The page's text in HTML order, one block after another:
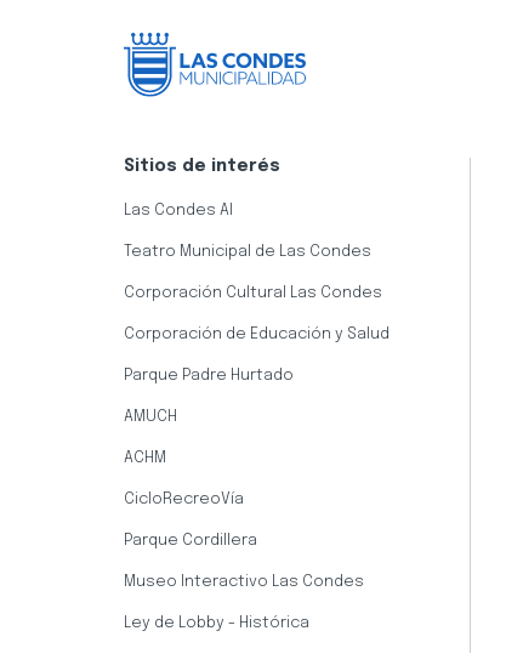
Sitios de interés
Las Condes AI
Teatro Municipal de Las Condes
Corporación Cultural Las Condes
Corporación de Educación y Salud
Parque Padre Hurtado
AMUCH
ACHM
CicloRecreoVía
Parque Cordillera
Museo Interactivo Las Condes
Ley de Lobby - Histórica